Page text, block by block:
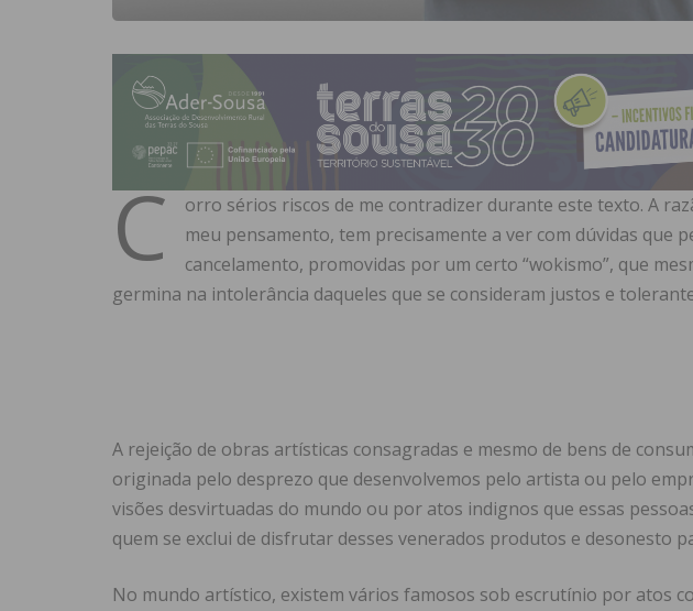
C
orro sérios riscos de me contradizer durante este texto. A
meu pensamento, tem precisamente a ver com dúvidas que
cancelamento, promovidas por um certo “wokismo”, que
germina na intolerância daqueles que se consideram justos e
A rejeição de obras artísticas consagradas e mesmo de bens de
originada pelo desprezo que desenvolvemos pelo artista ou pelo
visões desvirtuadas do mundo ou por atos indignos que essas
quem se exclui de disfrutar desses venerados produtos e desonesto
No mundo artístico, existem vários famosos sob escrutínio por atos